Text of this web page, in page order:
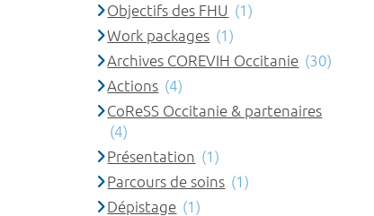
Objectifs des FHU (1)
Work packages (1)
Archives COREVIH Occitanie (30)
Actions (4)
CoReSS Occitanie & partenaires
(4)
Présentation (1)
Parcours de soins (1)
Dépistage (1)